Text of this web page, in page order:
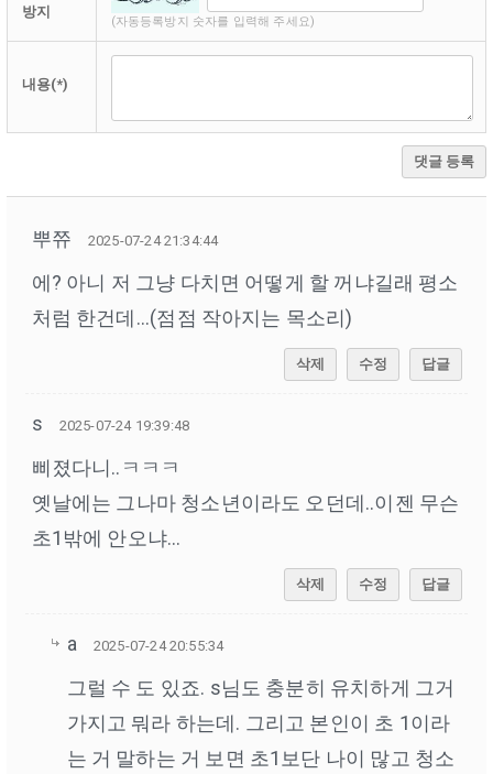
방지
(자동등록방지 숫자를 입력해 주세요)
내용(*)
댓글 등록
뿌쮸 2025-07-24 21:34:44
에? 아니 저 그냥 다치면 어떻게 할 꺼냐길래 평소
처럼 한건데...(점점 작아지는 목소리)
삭제 수정 답글
s 2025-07-24 19:39:48
삐졌다니..ㅋㅋㅋ
옛날에는 그나마 청소년이라도 오던데..이젠 무슨
초1밖에 안오냐...
삭제 수정 답글
a 2025-07-24 20:55:34
그럴 수 도 있죠. s님도 충분히 유치하게 그거
가지고 뭐라 하는데. 그리고 본인이 초 1이라
는 거 말하는 거 보면 초1보단 나이 많고 청소